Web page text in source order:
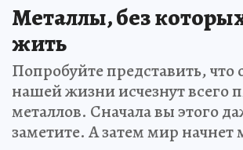
Металлы, без
жить
Попробуйте представить,
нашей жизни исчезнут всего
металлов. Сначала вы этого
заметите. А затем мир начнет